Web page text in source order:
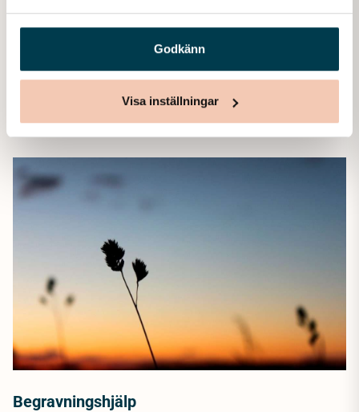
Godkänn
Visa inställningar
samband med att en nära släkting eller vän går bort
Begravningshjälp